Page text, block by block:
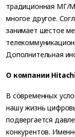
традиционная МГ/
многое другое.
занимает шестое
Дополнительная
О компании
В современных
нашу жизнь
подвергается
конкурентов.